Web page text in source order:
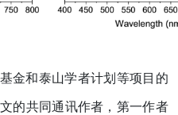
金和泰山学者计划等项目的
的共同通讯作者，第一作者